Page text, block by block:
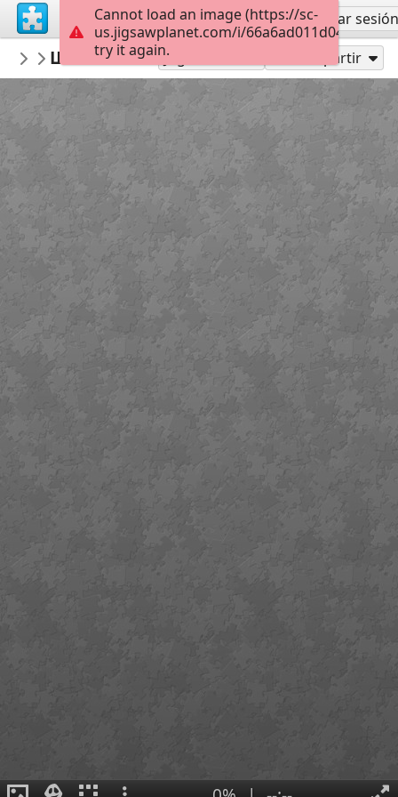
Regístrate Iniciar sesión
Jullz
Тарас Шевченко
Шевченко - Статуя свободи
Jugar como Compartir
Cannot load an image (https://sc-
us.jigsawplanet.com/i/
try it again.